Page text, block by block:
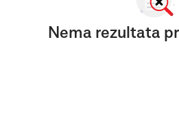
Nema rezultata